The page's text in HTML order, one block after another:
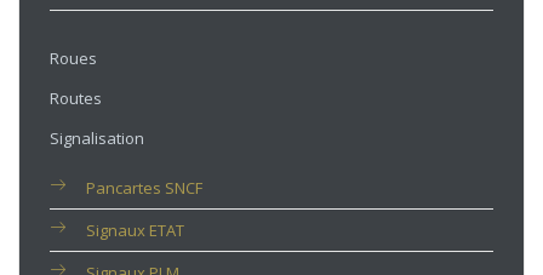
Roues
Routes
Signalisation
Pancartes SNCF
Signaux ETAT